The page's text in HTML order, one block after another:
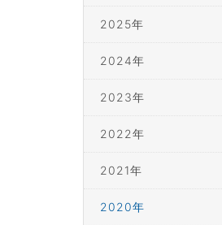
2025年
2024年
2023年
2022年
2021年
2020年